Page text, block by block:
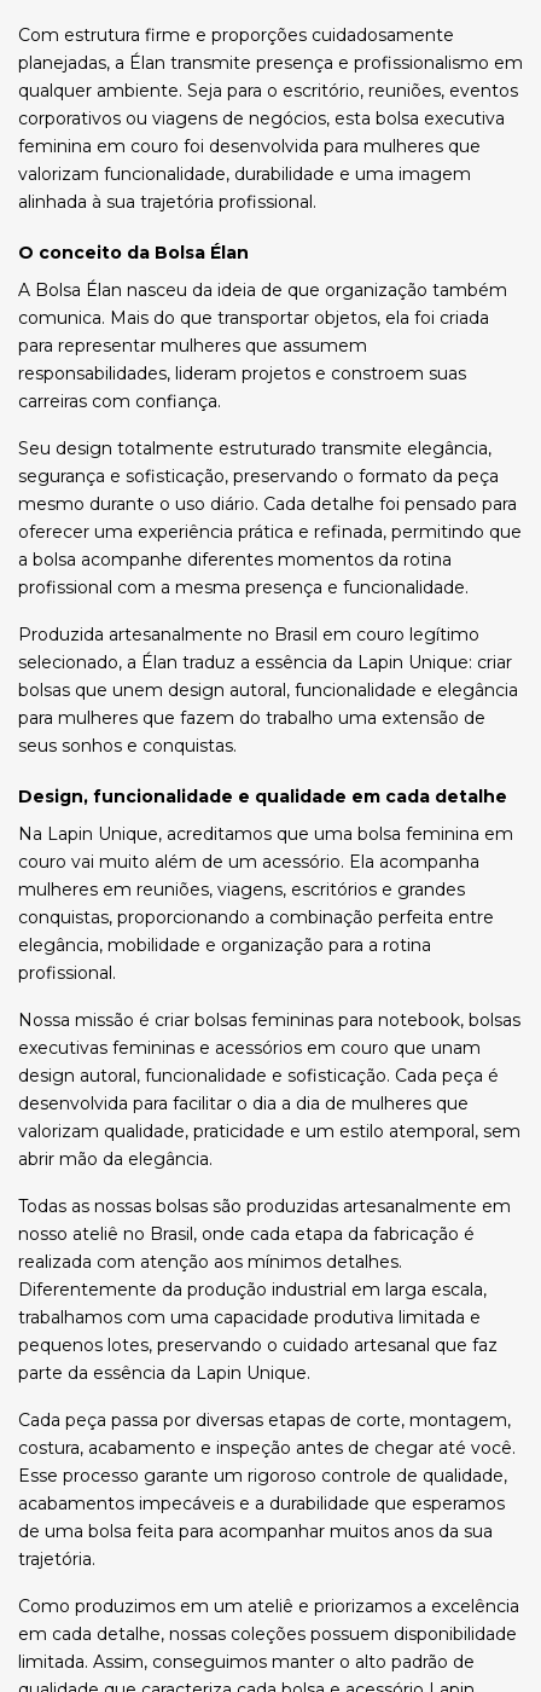
Com estrutura firme e proporções cuidadosamente
planejadas, a Élan transmite presença e profissionalismo em
qualquer ambiente. Seja para o escritório, reuniões, eventos
corporativos ou viagens de negócios, esta bolsa executiva
feminina em couro foi desenvolvida para mulheres que
valorizam funcionalidade, durabilidade e uma imagem
alinhada à sua trajetória profissional.
O conceito da Bolsa Élan
A Bolsa Élan nasceu da ideia de que organização também
comunica. Mais do que transportar objetos, ela foi criada
para representar mulheres que assumem
responsabilidades, lideram projetos e constroem suas
carreiras com confiança.
Seu design totalmente estruturado transmite elegância,
segurança e sofisticação, preservando o formato da peça
mesmo durante o uso diário. Cada detalhe foi pensado para
oferecer uma experiência prática e refinada, permitindo que
a bolsa acompanhe diferentes momentos da rotina
profissional com a mesma presença e funcionalidade.
Produzida artesanalmente no Brasil em couro legítimo
selecionado, a Élan traduz a essência da Lapin Unique: criar
bolsas que unem design autoral, funcionalidade e elegância
para mulheres que fazem do trabalho uma extensão de
seus sonhos e conquistas.
Design, funcionalidade e qualidade em cada detalhe
Na Lapin Unique, acreditamos que uma bolsa feminina em
couro vai muito além de um acessório. Ela acompanha
mulheres em reuniões, viagens, escritórios e grandes
conquistas, proporcionando a combinação perfeita entre
elegância, mobilidade e organização para a rotina
profissional.
Nossa missão é criar bolsas femininas para notebook, bolsas
executivas femininas e acessórios em couro que unam
design autoral, funcionalidade e sofisticação. Cada peça é
desenvolvida para facilitar o dia a dia de mulheres que
valorizam qualidade, praticidade e um estilo atemporal, sem
abrir mão da elegância.
Todas as nossas bolsas são produzidas artesanalmente em
nosso ateliê no Brasil, onde cada etapa da fabricação é
realizada com atenção aos mínimos detalhes.
Diferentemente da produção industrial em larga escala,
trabalhamos com uma capacidade produtiva limitada e
pequenos lotes, preservando o cuidado artesanal que faz
parte da essência da Lapin Unique.
Cada peça passa por diversas etapas de corte, montagem,
costura, acabamento e inspeção antes de chegar até você.
Esse processo garante um rigoroso controle de qualidade,
acabamentos impecáveis e a durabilidade que esperamos
de uma bolsa feita para acompanhar muitos anos da sua
trajetória.
Como produzimos em um ateliê e priorizamos a excelência
em cada detalhe, nossas coleções possuem disponibilidade
limitada. Assim, conseguimos manter o alto padrão de